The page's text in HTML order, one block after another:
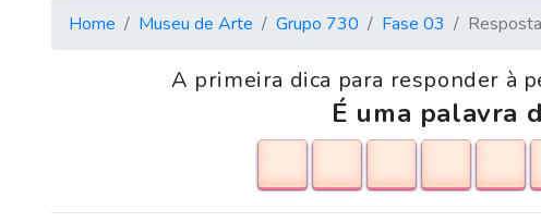
Home Museu de Arte Grupo 730 Fase 03 Resposta
A primeira dica para responder à
É uma palavra